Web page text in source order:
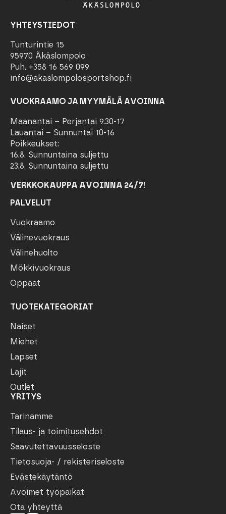
YHTEYSTIEDOT
Tunturintie 15
95970 Äkäslompolo
Puh. +358 16 569 099
info@akaslompolosportshop.fi
VUOKRAAMO JA MYYMÄLÄ AVOINNA
Maanantai – Perjantai 9.30-17
Lauantai – Sunnuntai 10-16
Poikkeukset:
16.8. Sunnuntaina suljettu
23.8. Sunnuntaina suljettu
VERKKOKAUPPA AVOINNA 24/7!
PALVELUT
Vuokraamo
Välinevuokraus
Välinehuolto
Mökkivuokraus
Oppaat
TUOTEKATEGORIAT
Naiset
Miehet
Lapset
Lajit
Outlet
YRITYS
Tarinamme
Tilaus- ja toimitusehdot
Saavutettavuusseloste
Tietosuoja- / rekisteriseloste
Evästekäytäntö
Avoimet työpaikat
Ota yhteyttä